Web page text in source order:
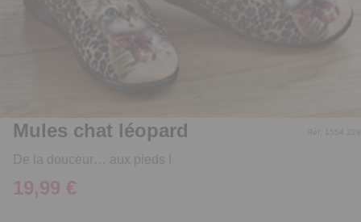
Mules chat léopard
De la douceur… aux pieds !